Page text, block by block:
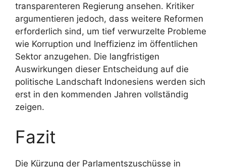
transparenteren Regierung ansehen. Kritiker
argumentieren jedoch, dass weitere Reformen
erforderlich sind, um tief verwurzelte Probleme
wie Korruption und Ineffizienz im öffentlichen
Sektor anzugehen. Die langfristigen
Auswirkungen dieser Entscheidung auf die
politische Landschaft Indonesiens werden sich
erst in den kommenden Jahren vollständig
zeigen.
Fazit
Die Kürzung der Parlamentszuschüsse in